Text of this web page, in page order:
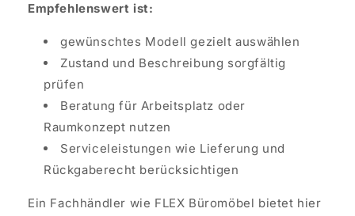
Empfehlenswert ist:
gewünschtes Modell gezielt auswählen
Zustand und Beschreibung sorgfältig
prüfen
Beratung für Arbeitsplatz oder
Raumkonzept nutzen
Serviceleistungen wie Lieferung und
Rückgaberecht berücksichtigen
Ein Fachhändler wie FLEX Büromöbel bietet hier